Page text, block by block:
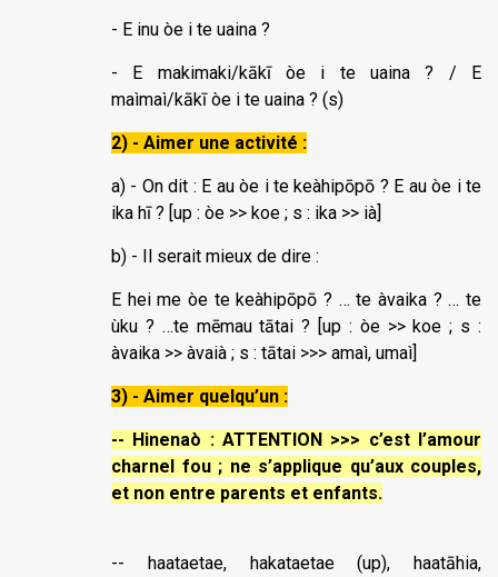
- E inu òe i te uaina ?
- E makimaki/kākī òe i te uaina ? / E
maìmaì/kākī òe i te uaina ? (s)
2) - Aimer une activité :
a) - On dit : E au òe i te keàhipōpō ? E au òe i te
ika hī ? [up : òe >> koe ; s : ika >> ià]
b) - Il serait mieux de dire :
E hei me òe te keàhipōpō ? … te àvaika ? … te
ùku ? …te mēmau tātai ? [up : òe >> koe ; s :
àvaika >> àvaià ; s : tātai >>> amaì, umaì]
3) - Aimer quelqu’un :
-- Hinenaò : ATTENTION >>> c’est l’amour
charnel fou ; ne s’applique qu’aux couples,
et non entre parents et enfants.
-- haataetae, hakataetae (up), haatāhia,